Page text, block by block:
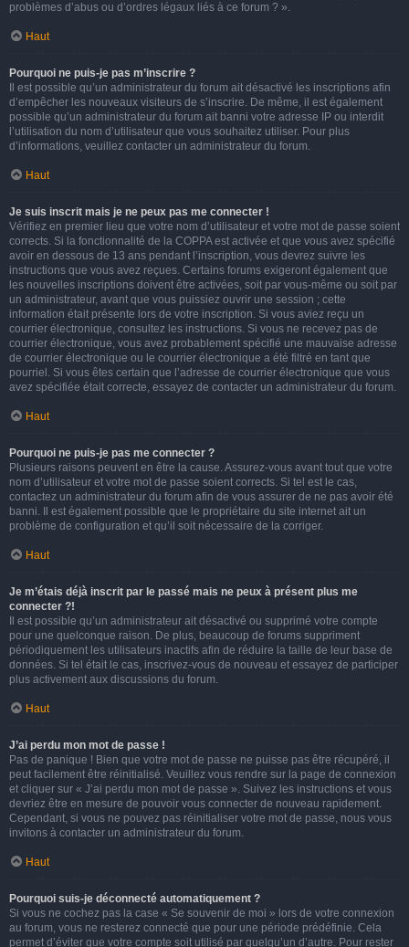
problèmes d’abus ou d’ordres légaux liés à ce forum ? ».
Haut
Pourquoi ne puis-je pas m’inscrire ?
Il est possible qu’un administrateur du forum ait désactivé les inscriptions afin
d’empêcher les nouveaux visiteurs de s’inscrire. De même, il est également
possible qu’un administrateur du forum ait banni votre adresse IP ou interdit
l’utilisation du nom d’utilisateur que vous souhaitez utiliser. Pour plus
d’informations, veuillez contacter un administrateur du forum.
Haut
Je suis inscrit mais je ne peux pas me connecter !
Vérifiez en premier lieu que votre nom d’utilisateur et votre mot de passe soient
corrects. Si la fonctionnalité de la COPPA est activée et que vous avez spécifié
avoir en dessous de 13 ans pendant l’inscription, vous devrez suivre les
instructions que vous avez reçues. Certains forums exigeront également que
les nouvelles inscriptions doivent être activées, soit par vous-même ou soit par
un administrateur, avant que vous puissiez ouvrir une session ; cette
information était présente lors de votre inscription. Si vous aviez reçu un
courrier électronique, consultez les instructions. Si vous ne recevez pas de
courrier électronique, vous avez probablement spécifié une mauvaise adresse
de courrier électronique ou le courrier électronique a été filtré en tant que
pourriel. Si vous êtes certain que l’adresse de courrier électronique que vous
avez spécifiée était correcte, essayez de contacter un administrateur du forum.
Haut
Pourquoi ne puis-je pas me connecter ?
Plusieurs raisons peuvent en être la cause. Assurez-vous avant tout que votre
nom d’utilisateur et votre mot de passe soient corrects. Si tel est le cas,
contactez un administrateur du forum afin de vous assurer de ne pas avoir été
banni. Il est également possible que le propriétaire du site internet ait un
problème de configuration et qu’il soit nécessaire de la corriger.
Haut
Je m’étais déjà inscrit par le passé mais ne peux à présent plus me
connecter ?!
Il est possible qu’un administrateur ait désactivé ou supprimé votre compte
pour une quelconque raison. De plus, beaucoup de forums suppriment
périodiquement les utilisateurs inactifs afin de réduire la taille de leur base de
données. Si tel était le cas, inscrivez-vous de nouveau et essayez de participer
plus activement aux discussions du forum.
Haut
J’ai perdu mon mot de passe !
Pas de panique ! Bien que votre mot de passe ne puisse pas être récupéré, il
peut facilement être réinitialisé. Veuillez vous rendre sur la page de connexion
et cliquer sur « J’ai perdu mon mot de passe ». Suivez les instructions et vous
devriez être en mesure de pouvoir vous connecter de nouveau rapidement.
Cependant, si vous ne pouvez pas réinitialiser votre mot de passe, nous vous
invitons à contacter un administrateur du forum.
Haut
Pourquoi suis-je déconnecté automatiquement ?
Si vous ne cochez pas la case « Se souvenir de moi » lors de votre connexion
au forum, vous ne resterez connecté que pour une période prédéfinie. Cela
permet d’éviter que votre compte soit utilisé par quelqu’un d’autre. Pour rester